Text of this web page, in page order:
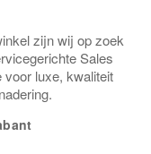
zijn wij op zoek
Sales
luxe, kwaliteit